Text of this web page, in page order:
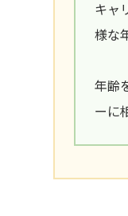
キャ
様な
年齢
ーに